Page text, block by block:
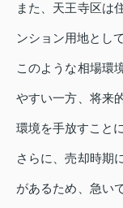
また、天王寺区は
ンション用地とし
このような相場環
やすい一方、将来
環境を手放すこと
さらに、売却時期
があるため、急い